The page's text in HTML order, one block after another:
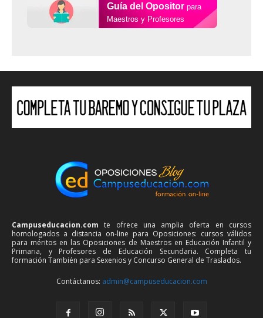
Guía del Opositor para
Maestros y Profesores
Campuseducacion.com te ofrece una amplia oferta en cursos
homologados a distancia on-line para Oposiciones: cursos válidos
para méritos en las Oposiciones de Maestros en Educación Infantil y
Primaria, y Profesores de Educación Secundaria. Completa tu
formación También para Sexenios y Concurso General de Traslados.
Contáctanos: admin@campuseducacion.com